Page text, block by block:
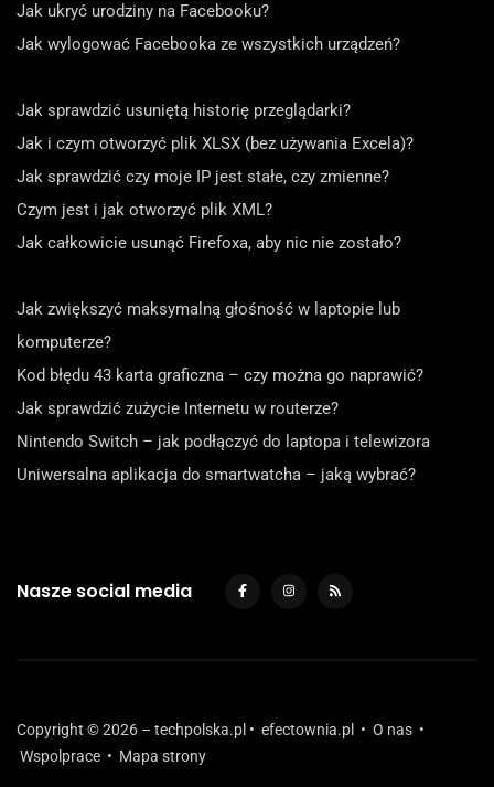
Jak ukryć urodziny na Facebooku?
Jak wylogować Facebooka ze wszystkich urządzeń?
Jak sprawdzić usuniętą historię przeglądarki?
Jak i czym otworzyć plik XLSX (bez używania Excela)?
Jak sprawdzić czy moje IP jest stałe, czy zmienne?
Czym jest i jak otworzyć plik XML?
Jak całkowicie usunąć Firefoxa, aby nic nie zostało?
Jak zwiększyć maksymalną głośność w laptopie lub
komputerze?
Kod błędu 43 karta graficzna – czy można go naprawić?
Jak sprawdzić zużycie Internetu w routerze?
Nintendo Switch – jak podłączyć do laptopa i telewizora
Uniwersalna aplikacja do smartwatcha – jaką wybrać?
Nasze social media
Copyright © 2026 – techpolska.pl • efectownia.pl • O nas •
Wspolprace • Mapa strony